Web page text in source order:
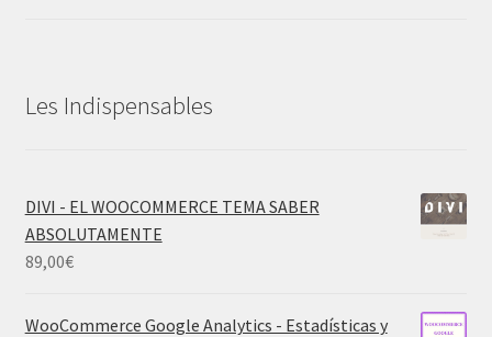
Les Indispensables
DIVI - EL WOOCOMMERCE TEMA SABER
ABSOLUTAMENTE
89,00€
WooCommerce Google Analytics - Estadísticas y